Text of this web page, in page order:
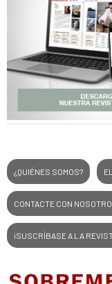
¿QUIÉNES SOMOS?
CONTACTE CON
¡SUSCRÍBASE A LA